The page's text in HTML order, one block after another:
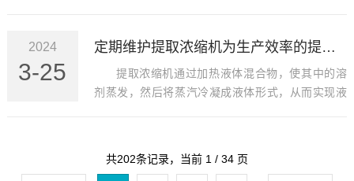
药、中药材加工等领域，对于提高中药制备的质量
和效率具有重要意义。
2024
3-25
定期维护提取浓缩机为生产效率的提升提供有力支持
提取浓缩机通过加热液体混合物，使其中的溶
剂蒸发，然后将蒸汽冷凝成液体形式，从而实现液
共202条记录，当前 1 / 34 页